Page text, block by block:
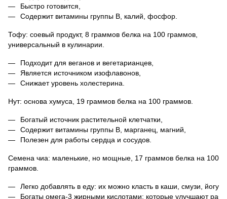
Быстро готовится,
Содержит витамины группы B, калий, фосфор.
Тофу: соевый продукт, 8 граммов белка на 100 граммов,
универсальный в кулинарии.
Подходит для веганов и вегетарианцев,
Является источником изофлавонов,
Снижает уровень холестерина.
Нут: основа хумуса, 19 граммов белка на 100 граммов.
Богатый источник растительной клетчатки,
Содержит витамины группы B, марганец, магний,
Полезен для работы сердца и сосудов.
Семена чиа: маленькие, но мощные, 17 граммов белка на 100
граммов.
Легко добавлять в еду: их можно класть в каши, смузи,
Богаты омега-3 жирными кислотами: которые улучшают